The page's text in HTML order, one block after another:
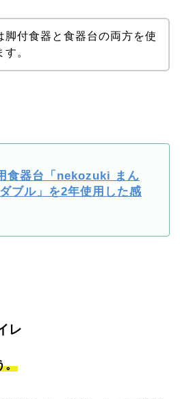
脚付食器と食器台の両方を使
。
食器台「nekozuki まん
ブル」を2年使用した感
レ
。